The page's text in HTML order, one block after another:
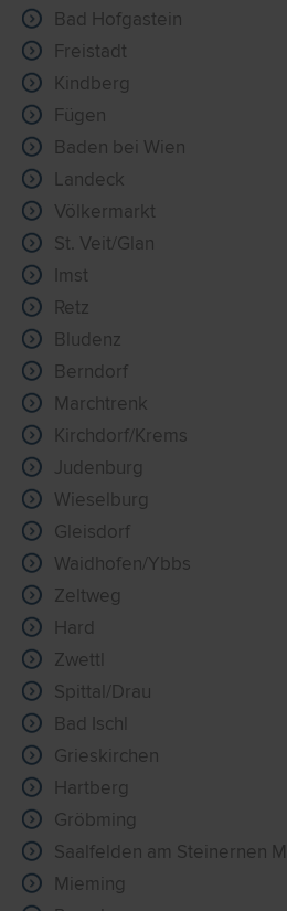
Bad Hofgastein
Freistadt
Kindberg
Fügen
Baden bei Wien
Landeck
Völkermarkt
St. Veit/Glan
Imst
Retz
Bludenz
Berndorf
Marchtrenk
Kirchdorf/Krems
Judenburg
Wieselburg
Gleisdorf
Waidhofen/Ybbs
Zeltweg
Hard
Zwettl
Spittal/Drau
Bad Ischl
Grieskirchen
Hartberg
Gröbming
Saalfelden am Steinernen
Mieming